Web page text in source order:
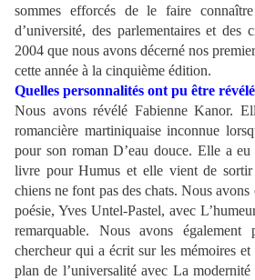
sommes efforcés de le faire
d’université, des parlementaires et des
2004 que nous avons décerné nos
cette année à la cinquième édition.
Quelles personnalités ont pu être
Nous avons révélé Fabienne Kanor.
romancière martiniquaise inconnue
pour son roman D’eau douce. Elle a
livre pour Humus et elle vient de
chiens ne font pas des chats. Nous
poésie, Yves Untel-Pastel, avec
remarquable. Nous avons
chercheur qui a écrit sur les mémoires
plan de l’universalité avec La modernité